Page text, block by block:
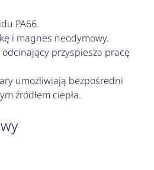
PA66.
i magnes neodymowy.
przyspiesza pracę
umożliwiają bezpośredni
źródłem ciepła.